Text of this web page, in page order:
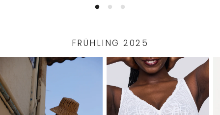
FRÜHLING 2025